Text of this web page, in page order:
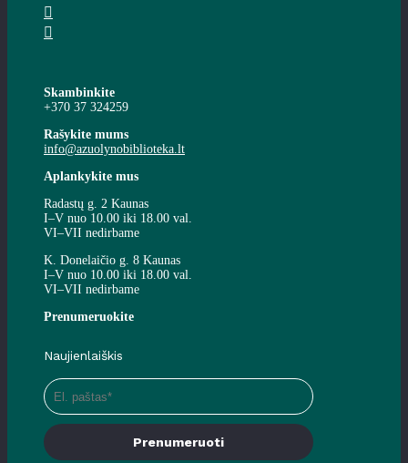
Skambinkite
+370 37 324259
Rašykite mums
info@azuolynobiblioteka.lt
Aplankykite mus
Radastų g. 2 Kaunas
I–V nuo 10.00 iki 18.00 val.
VI–VII nedirbame
K. Donelaičio g. 8 Kaunas
I–V nuo 10.00 iki 18.00 val.
VI–VII nedirbame
Prenumeruokite
Naujienlaiškis
Prenumeruoti